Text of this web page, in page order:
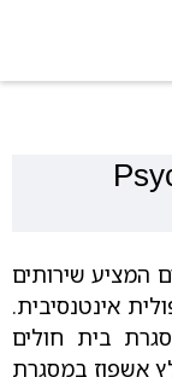
המציע שירותים
אינטנסיבית.
בית חולים
אשפוז במסגרת